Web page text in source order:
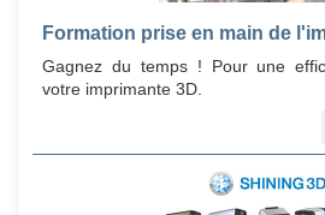
Formation prise en main de
Gagnez du temps ! Pour une
votre imprimante 3D.